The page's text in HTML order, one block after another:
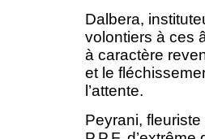
Dalbera,
volontiers à ces
à caractère
et le
l’attente.
Peyrani,